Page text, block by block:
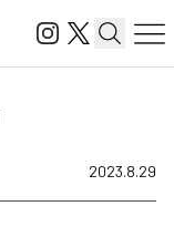
2023.8.29